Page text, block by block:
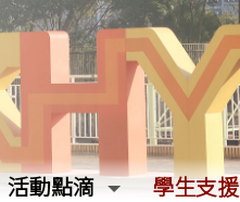
活動點滴 學生支援